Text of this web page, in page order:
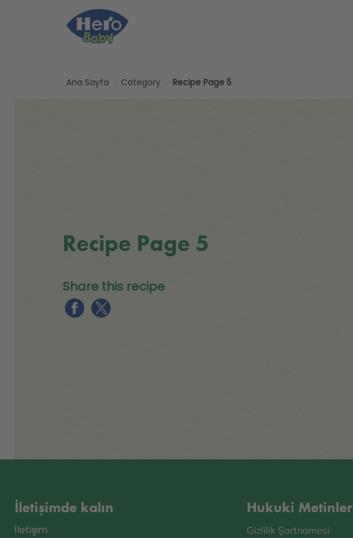
Skip to main content
Ana Sayfa Category Recipe Page 5
Recipe Page 5
Share this recipe
İletişimde kalın
İletişim
Hukuki Metinler
Gizlilik Şartnamesi